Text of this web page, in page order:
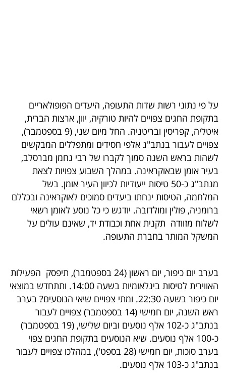
פודקאסט
40
UNDER
40
שיתופי
פעולה
דרושים
ניוזלטרים
מייל
אדום
על פי נתוני רשות שדות התעופה, היעדים הפופולאריים
בתקופת החגים צפויים להיות טורקיה, יוון, ארצות הברית,
איטליה, קפריסין ובריטניה. החל מיום שני, (9 בספטמבר),
צפויים לעבור בנתב"ג אלפי חסידים ומתפללים המבקשים
לשהות בראש השנה סמוך לקברו של רבי נחמן מברסלב,
בעיר אומן שבאוקראינה. במהלך השבוע צפויות לצאת
מנתב"ג כ-50 טיסות ייעודיות לכיוון העיר אומן. בשל
המלחמה, הטיסות ינחתו ביעדים סמוכים לאוקראינה ובכללם
ברומניה, פולין ומולדובה. יודגש כי כל נוסע לאומן רשאי
לשלוח מזוודה תקנית אחת וכבודת יד, שאינם עולים על
המשקל המותר בחברת התעופה.
בערב יום כיפור, יום ראשון (24 בספטמבר), תיפסק הפעילות
האווירית לטיסות בינלאומיות בשעה 14:00. ותתחדש במוצאי
יום כיפור בשעה 22:30. ומתי צפויים שיאי הנוסעים? בערב
ראש השנה, יום חמישי (14 בספטמבר) צפויים לעבור
בנתב"ג כ-102 אלף נוסעים וביום שלישי, (19 בספטמבר)
כ-100 אלף נוסעים. שיא הנוסעים בתקופת החגים צפוי
בערב סוכות, יום חמישי (28 בספט'), במהלכו צפויים לעבור
בנתב"ג כ-103 אלף נוסעים.